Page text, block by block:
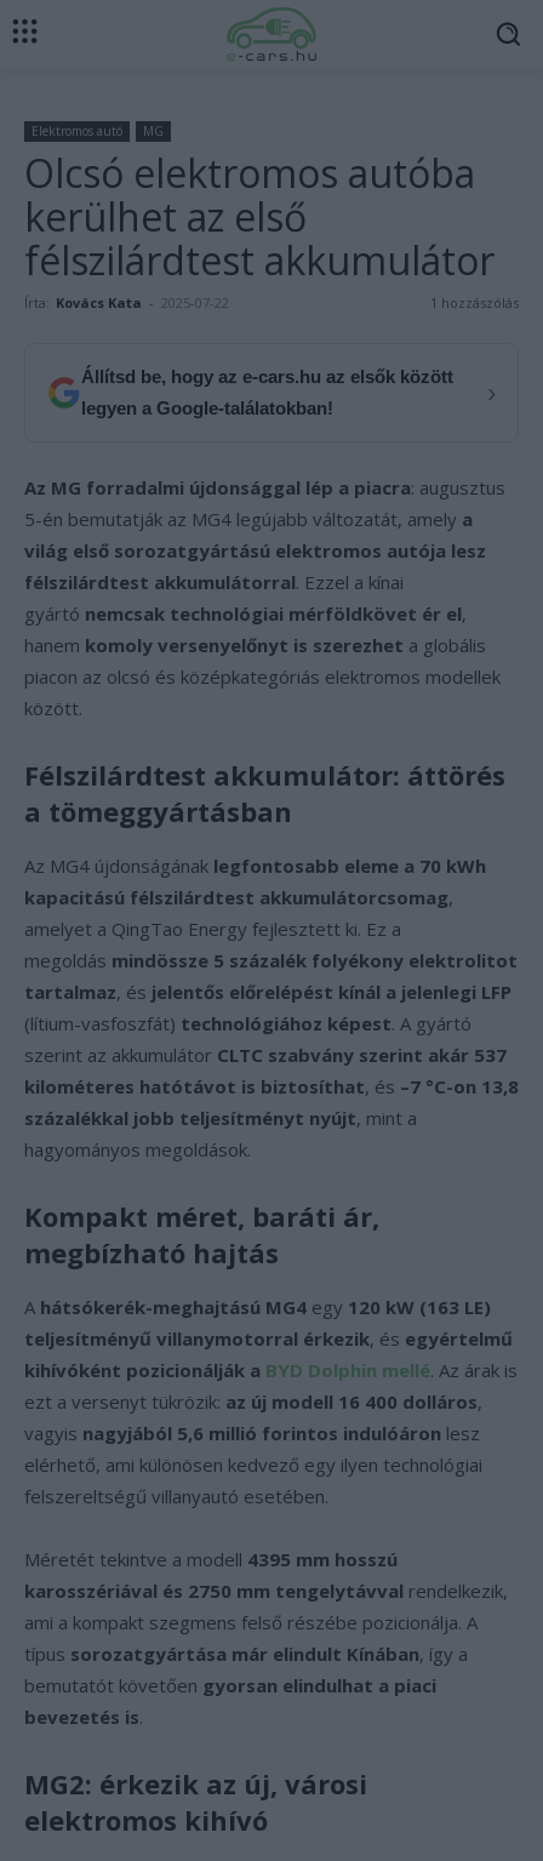
Elektromos autó MG
Olcsó elektromos autóba
kerülhet az első
félszilárdtest akkumulátor
Írta: Kovács Kata - 2025-07-22 1 hozzászólás
Állítsd be, hogy az e-cars.hu az elsők között
legyen a Google-találatokban!
›
Az MG forradalmi újdonsággal lép a piacra: augusztus
5-én bemutatják az MG4 legújabb változatát, amely a
világ első sorozatgyártású elektromos autója lesz
félszilárdtest akkumulátorral. Ezzel a kínai
gyártó nemcsak technológiai mérföldkövet ér el,
hanem komoly versenyelőnyt is szerezhet a globális
piacon az olcsó és középkategóriás elektromos modellek
között.
Félszilárdtest akkumulátor: áttörés
a tömeggyártásban
Az MG4 újdonságának legfontosabb eleme a 70 kWh
kapacitású félszilárdtest akkumulátorcsomag,
amelyet a QingTao Energy fejlesztett ki. Ez a
megoldás mindössze 5 százalék folyékony elektrolitot
tartalmaz, és jelentős előrelépést kínál a jelenlegi LFP
(lítium-vasfoszfát) technológiához képest. A gyártó
szerint az akkumulátor CLTC szabvány szerint akár 537
kilométeres hatótávot is biztosíthat, és –7 °C-on 13,8
százalékkal jobb teljesítményt nyújt, mint a
hagyományos megoldások.
Kompakt méret, baráti ár,
megbízható hajtás
A hátsókerék-meghajtású MG4 egy 120 kW (163 LE)
teljesítményű villanymotorral érkezik, és egyértelmű
kihívóként pozicionálják a BYD Dolphin mellé. Az árak is
ezt a versenyt tükrözik: az új modell 16 400 dolláros,
vagyis nagyjából 5,6 millió forintos indulóáron lesz
elérhető, ami különösen kedvező egy ilyen technológiai
felszereltségű villanyautó esetében.
Méretét tekintve a modell 4395 mm hosszú
karosszériával és 2750 mm tengelytávval rendelkezik,
ami a kompakt szegmens felső részébe pozicionálja. A
típus sorozatgyártása már elindult Kínában, így a
bemutatót követően gyorsan elindulhat a piaci
bevezetés is.
MG2: érkezik az új, városi
elektromos kihívó